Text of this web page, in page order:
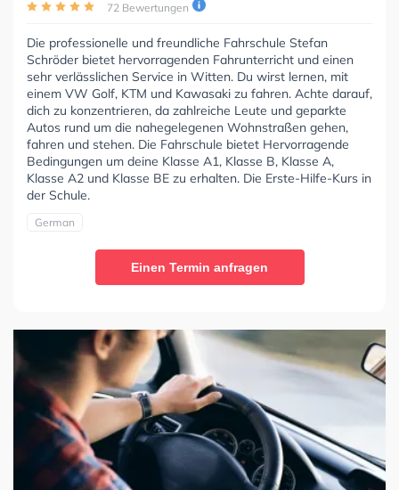
72 Bewertungen
Die professionelle und freundliche Fahrschule Stefan
Schröder bietet hervorragenden Fahrunterricht und einen
sehr verlässlichen Service in Witten. Du wirst lernen, mit
einem VW Golf, KTM und Kawasaki zu fahren. Achte darauf,
dich zu konzentrieren, da zahlreiche Leute und geparkte
Autos rund um die nahegelegenen Wohnstraßen gehen,
fahren und stehen. Die Fahrschule bietet Hervorragende
Bedingungen um deine Klasse A1, Klasse B, Klasse A,
Klasse A2 und Klasse BE zu erhalten. Die Erste-Hilfe-Kurs in
der Schule.
German
Einen Termin anfragen